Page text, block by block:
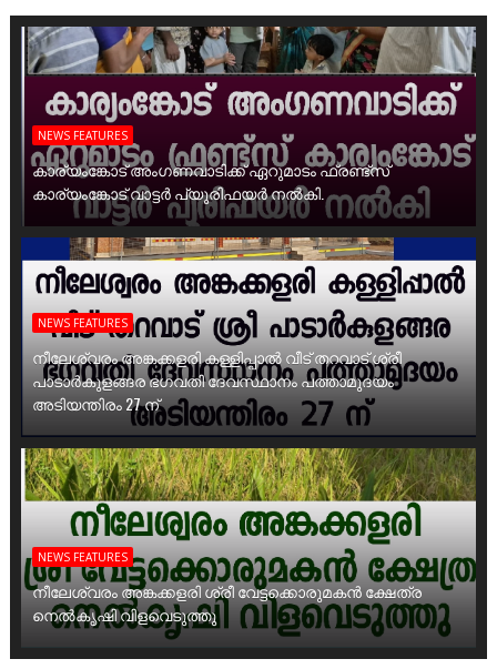
NEWS FEATURES
കാര്യംങ്കോട് അംഗണവാടിക്ക് ഏറുമാടം ഫ്രണ്ട്സ്
കാര്യംങ്കോട് വാട്ടർ പ്യൂരിഫയർ നൽകി.
NEWS FEATURES
നീലേശ്വരം അങ്കക്കളരി കള്ളിപ്പാൽ വീട് തറവാട് ശ്രീ
പാടാർകുളങ്ങര ഭഗവതി ദേവസ്ഥാനം പത്താമുദയം
അടിയന്തിരം 27 ന്
NEWS FEATURES
നീലേശ്വരം അങ്കക്കളരി ശ്രീ വേട്ടക്കൊരുമകൻ ക്ഷേത്ര
നെൽകൃഷി വിളവെടുത്തു